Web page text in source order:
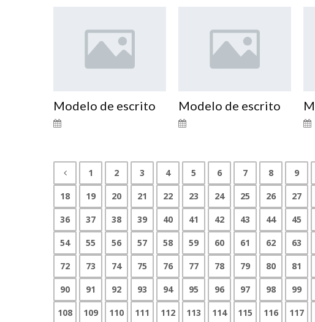
Modelo de escrito Modelo de escrito
1 2 3 4 5 6 7 8 9
18
19 20 21 22 23 24 25 26 27
36
37 38 39 40 41 42 43 44 45
54
55 56 57 58 59 60 61 62 63
72
73 74 75 76 77 78 79 80 81
90
91 92 93 94 95 96 97 98 99
108
109 110 111 112 113 114 115 116 117